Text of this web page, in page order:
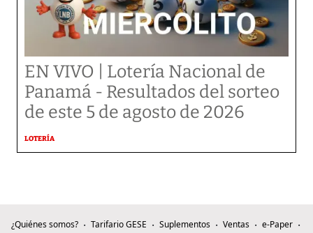
EN VIVO | Lotería Nacional de
Panamá - Resultados del sorteo
de este 5 de agosto de 2026
LOTERÍA
¿Quiénes somos? Tarifario GESE Suplementos Ventas
e-Paper